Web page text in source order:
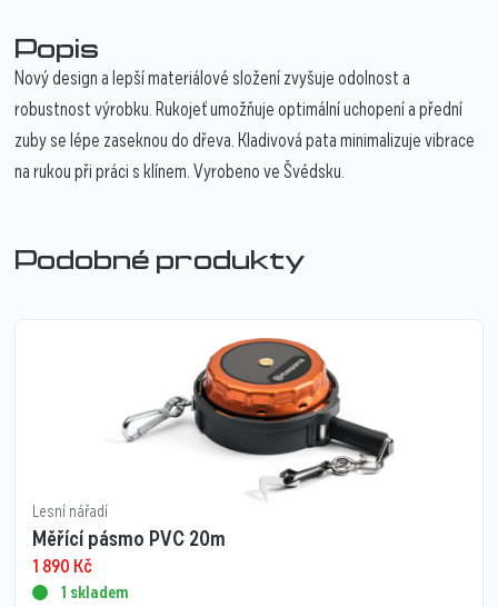
Popis
Nový design a lepší materiálové složení zvyšuje odolnost a
robustnost výrobku. Rukojeť umožňuje optimální uchopení a přední
zuby se lépe zaseknou do dřeva. Kladivová pata minimalizuje vibrace
na rukou při práci s klínem. Vyrobeno ve Švédsku.
Podobné produkty
Lesní nářadí
Měřící pásmo PVC 20m
1 890 Kč
1 skladem